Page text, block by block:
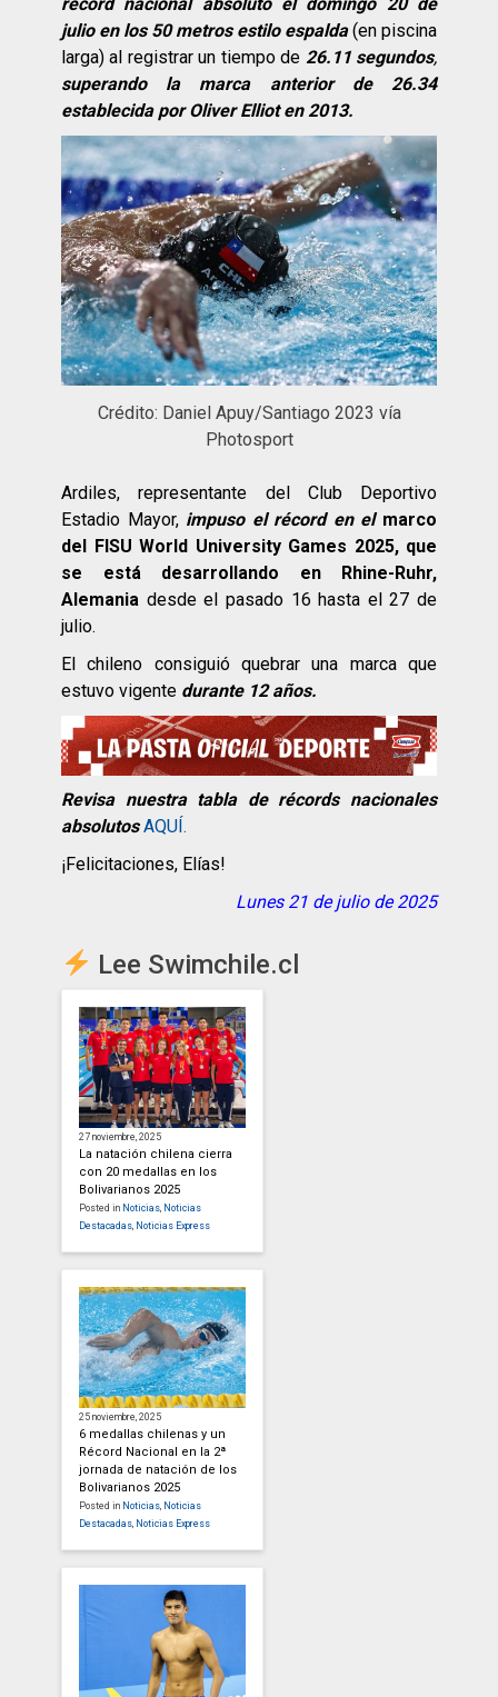
julio en los 50 metros estilo espalda(en piscina
larga) al registrar un tiempo de 26.11 segundos,
superando la marca anterior de 26.34
establecida por Oliver Elliot en 2013.
Crédito: Daniel Apuy/Santiago 2023 vía
Photosport
Ardiles, representante del Club Deportivo
Estadio Mayor, impuso el récord en elmarco
del FISU World University Games 2025, que
se está desarrollando en Rhine-Ruhr,
Alemania desde el pasado 16 hasta el 27 de
julio.
El chileno consiguió quebrar una marca que
estuvo vigente durante 12 años.
Revisa nuestra tabla de récords nacionales
absolutos AQUÍ.
¡Felicitaciones, Elías!
Lunes 21 de julio de 2025
Lee Swimchile.cl
27 noviembre, 2025
La natación chilena cierra
con 20 medallas en los
Bolivarianos 2025
Posted in Noticias, Noticias
Destacadas, Noticias Express
25 noviembre, 2025
6 medallas chilenas y un
Récord Nacional en la 2ª
jornada de natación de los
Bolivarianos 2025
Posted in Noticias, Noticias
Destacadas, Noticias Express